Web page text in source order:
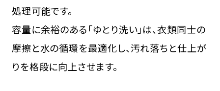
処理可能です。
容量に余裕のある「ゆとり洗い」は、衣類同士の
摩擦と水の循環を最適化し、汚れ落ちと仕上が
りを格段に向上させます。